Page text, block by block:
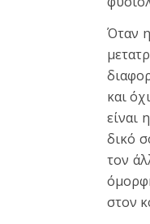
Όταν
και
είναι
δικό
τον
στον